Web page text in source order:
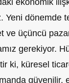
ekonomik
Yeni
ve üçüncü
gerekiyor.
ki, küresel
güvenilir,